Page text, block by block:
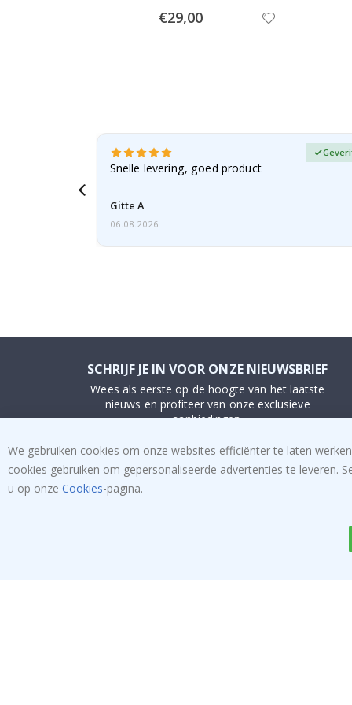
Special
Price
€29,00
Snelle levering, goed product
Gitte A
06.08.2026
SCHRIJF JE IN VOOR ONZE NIEUWSBRIEF
Wees als eerste op de hoogte van het laatste
nieuws en profiteer van onze exclusieve
aanbiedingen.
We gebruiken cookies om onze websites efficiënter te laten
cookies gebruiken om gepersonaliseerde advertenties te leveren.
u op onze Cookies-pagina.